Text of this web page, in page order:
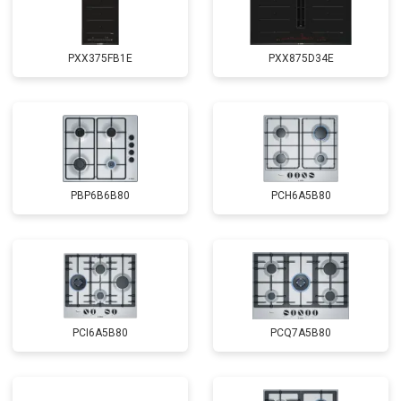
PXX375FB1E PXX875D34E
PBP6B6B80 PCH6A5B80
PCI6A5B80 PCQ7A5B80